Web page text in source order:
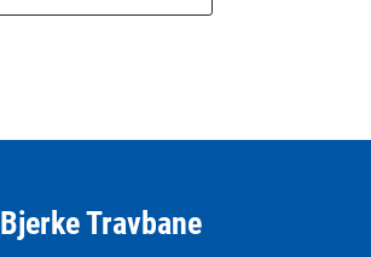
Bjerke Travbane